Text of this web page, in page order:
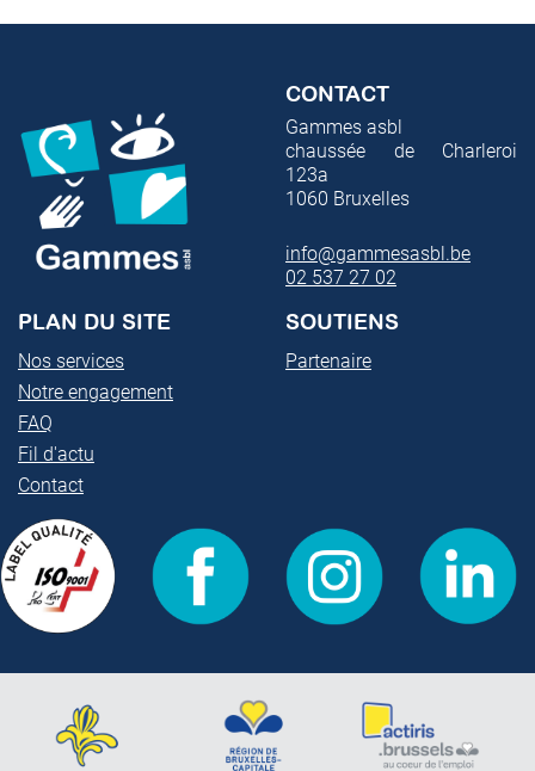
CONTACT
Gammes asbl
chaussée de Charleroi
123a
1060 Bruxelles
info@gammesasbl.be
02 537 27 02
PLAN DU SITE
Nos services
Notre engagement
FAQ
Fil d'actu
Contact
SOUTIENS
Partenaire